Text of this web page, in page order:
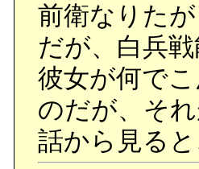
前衛なりた
だが、白兵
彼女が何で
のだが、そ
話から見る